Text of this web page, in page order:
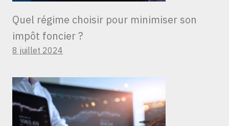
Quel régime choisir pour minimiser son
impôt foncier ?
8 juillet 2024